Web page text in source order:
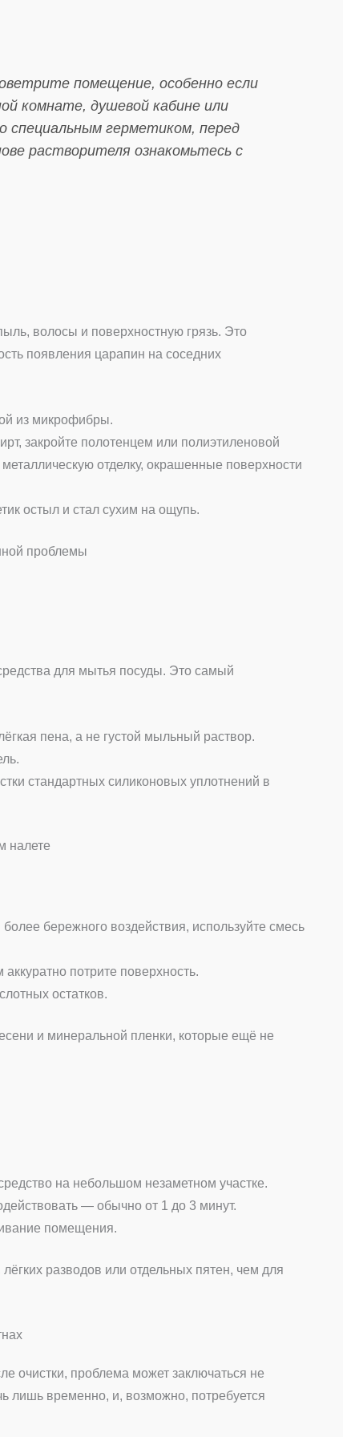
помещение, особенно если
комнате, душевой кабине или
специальным герметиком, перед
растворителя ознакомьтесь с
волосы и поверхностную грязь. Это
появления царапин на соседних
из микрофибры.
закройте полотенцем или полиэтиленовой
отделку, окрашенные поверхности
остыл и стал сухим на ощупь.
проблемы
для мытья посуды. Это самый
пена, а не густой мыльный раствор.
стандартных силиконовых уплотнений в
налете
бережного воздействия, используйте смесь
потрите поверхность.
остатков.
и минеральной пленки, которые ещё не
на небольшом незаметном участке.
— обычно от 1 до 3 минут.
помещения.
разводов или отдельных пятен, чем для
очистки, проблема может заключаться не
лишь временно, и, возможно, потребуется